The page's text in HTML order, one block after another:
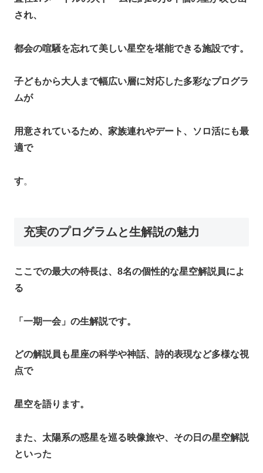
され、
都会の喧騒を忘れて美しい星空を堪能できる施設です。
子どもから大人まで幅広い層に対応した多彩なプログラ
ムが
用意されているため、家族連れやデート、ソロ活にも最
適で
す。​
充実のプログラムと生解説の魅力
ここでの最大の特長は、8名の個性的な星空解説員によ
る
「一期一会」の生解説です。
どの解説員も星座の科学や神話、詩的表現など多様な視
点で
星空を語ります。
また、太陽系の惑星を巡る映像旅や、その日の星空解説
といった